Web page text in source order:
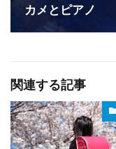
カメとピアノ
関連する記事